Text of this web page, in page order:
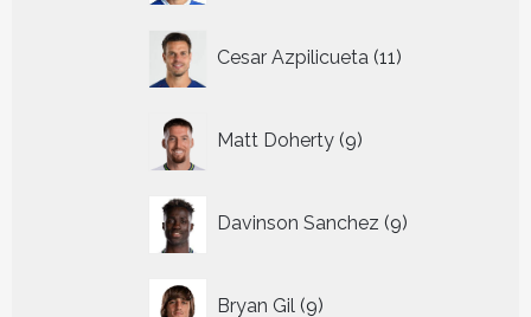
Cesar Azpilicueta 11
producten
Matt Doherty 9
producten
Davinson Sanchez 9
producten
Bryan Gil 9